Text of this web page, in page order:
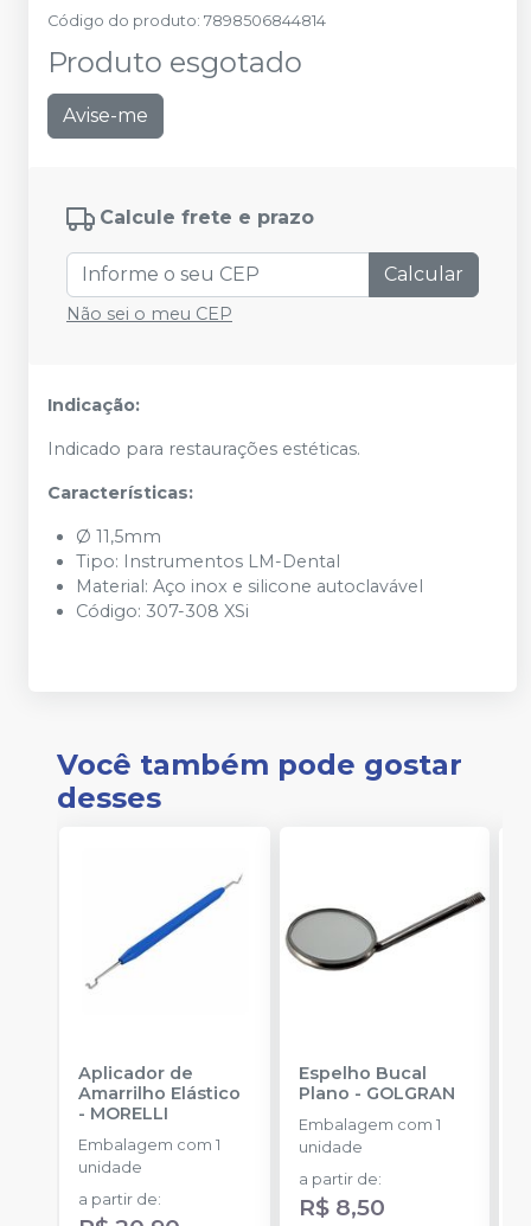
Código do produto: 7898506844814
Produto esgotado
Avise-me
Calcule frete e prazo
Calcular
Não sei o meu CEP
Indicação:
Indicado para restaurações estéticas.
Características:
Ø 11,5mm
Tipo: Instrumentos LM-Dental
Material: Aço inox e silicone autoclavável
Código: 307-308 XSi
Você também pode gostar
desses
Aplicador de
Amarrilho Elástico
- MORELLI
Embalagem com 1
unidade
a partir de:
Espelho Bucal
Plano - GOLGRAN
Embalagem com 1
unidade
a partir de:
R$ 8,50